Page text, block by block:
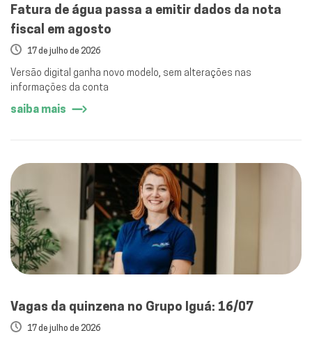
Fatura de água passa a emitir dados da nota
fiscal em agosto
17 de julho de 2026
Versão digital ganha novo modelo, sem alterações nas
informações da conta
saiba mais
Vagas da quinzena no Grupo Iguá: 16/07
17 de julho de 2026